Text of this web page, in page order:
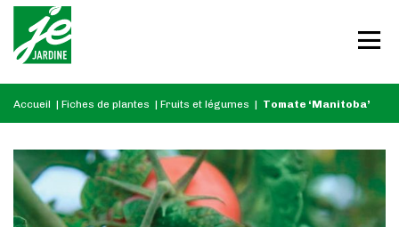
Accueil | Fiches de plantes | Fruits et légumes | Tomate ‘Manitoba’